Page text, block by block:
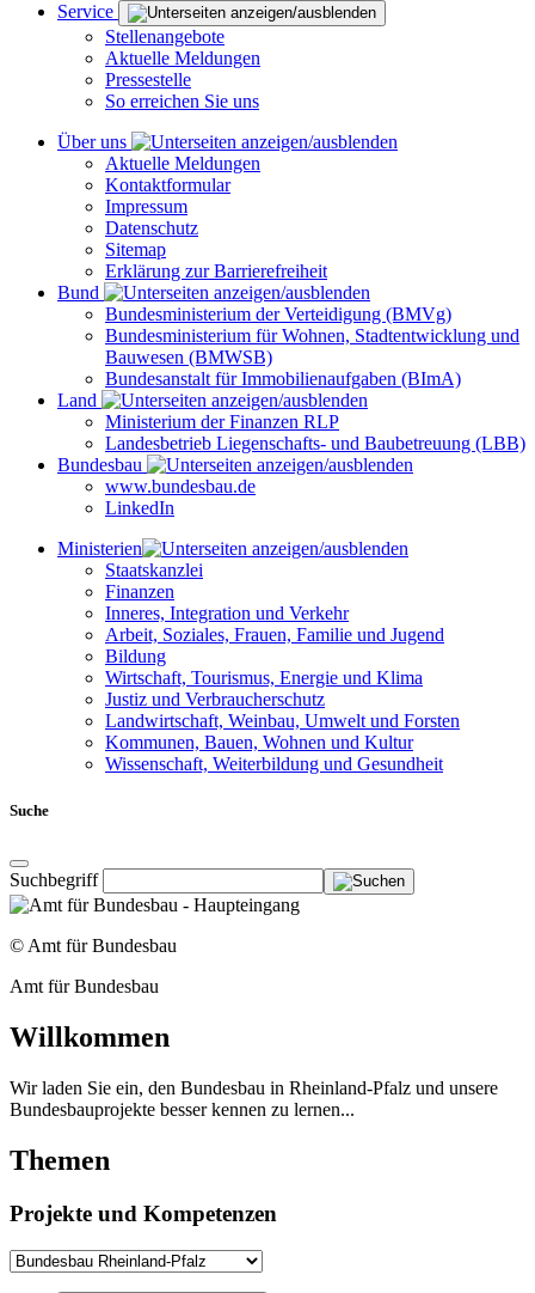
Service
Stellenangebote
Aktuelle Meldungen
Pressestelle
So erreichen Sie uns
Über uns
Aktuelle Meldungen
Kontaktformular
Impressum
Datenschutz
Sitemap
Erklärung zur Barrierefreiheit
Bund
Bundesministerium der Verteidigung (BMVg)
Bundesministerium für Wohnen, Stadtentwicklung und
Bauwesen (BMWSB)
Bundesanstalt für Immobilienaufgaben (BImA)
Land
Ministerium der Finanzen RLP
Landesbetrieb Liegenschafts- und Baubetreuung (LBB)
Bundesbau
www.bundesbau.de
LinkedIn
Ministerien
Staatskanzlei
Finanzen
Inneres, Integration und Verkehr
Arbeit, Soziales, Frauen, Familie und Jugend
Bildung
Wirtschaft, Tourismus, Energie und Klima
Justiz und Verbraucherschutz
Landwirtschaft, Weinbau, Umwelt und Forsten
Kommunen, Bauen, Wohnen und Kultur
Wissenschaft, Weiterbildung und Gesundheit
Suche
Suchbegriff
© Amt für Bundesbau
Amt für Bundesbau
Willkommen
Wir laden Sie ein, den Bundesbau in Rheinland-Pfalz und unsere
Bundesbauprojekte besser kennen zu lernen...
Themen
Projekte und Kompetenzen